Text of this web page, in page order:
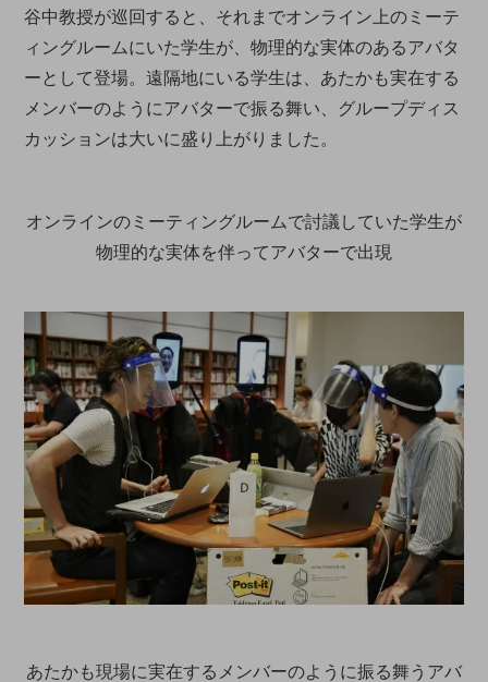
谷中教授が巡回すると、それまでオンライン上のミーテ
ィングルームにいた学生が、物理的な実体のあるアバタ
ーとして登場。遠隔地にいる学生は、あたかも実在する
メンバーのようにアバターで振る舞い、グループディス
カッションは大いに盛り上がりました。
オンラインのミーティングルームで討議していた学生が
物理的な実体を伴ってアバターで出現
あたかも現場に実在するメンバーのように振る舞うアバ